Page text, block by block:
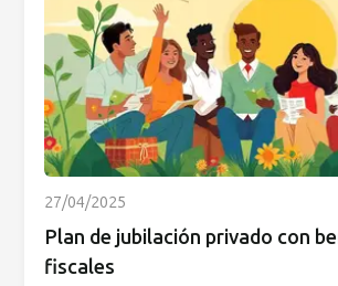
27/04/2025
Plan de jubilación privado con
fiscales